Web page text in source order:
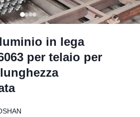
in lega
per telaio per